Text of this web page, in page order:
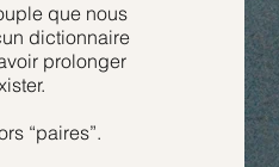
que nous
dictionnaire
prolonger
“paires”.